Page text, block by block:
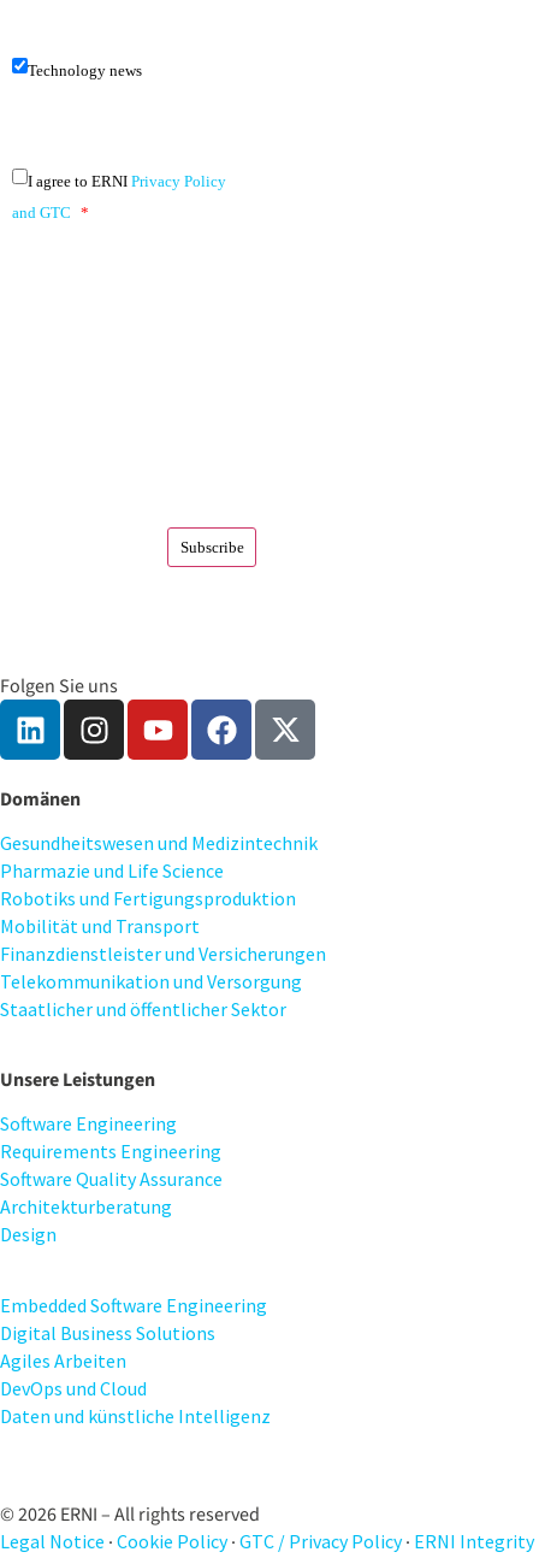
Technology news
I agree to ERNI Privacy Policy
and GTC *
Folgen Sie uns
Domänen
Gesundheitswesen und Medizintechnik
Pharmazie und Life Science
Robotiks und Fertigungsproduktion
Mobilität und Transport
Finanzdienstleister und Versicherungen
Telekommunikation und Versorgung
Staatlicher und öffentlicher Sektor
Unsere Leistungen
Software Engineering
Requirements Engineering
Software Quality Assurance
Architekturberatung
Design
Embedded Software Engineering
Digital Business Solutions
Agiles Arbeiten
DevOps und Cloud
Daten und künstliche Intelligenz
© 2026 ERNI – All rights reserved
Legal Notice · Cookie Policy· GTC / Privacy Policy· ERNI Integrity